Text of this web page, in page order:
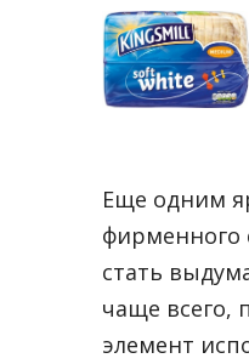
Еще одним
фирменного
стать
чаще всего,
элемент